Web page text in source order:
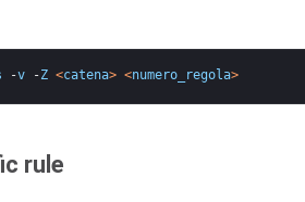
-v -Z <catena> <numero_regola>